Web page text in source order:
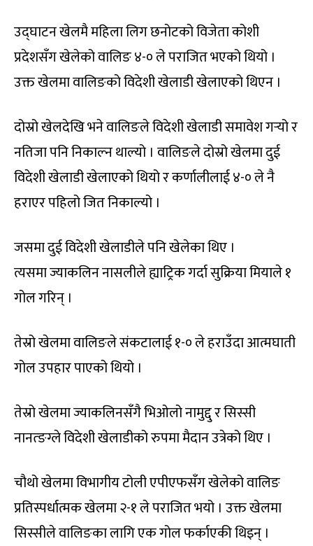
उद्घाटन खेलमै महिला लिग छनोटको विजेता कोशी
प्रदेशसँग खेलेको वालिङ ४-० ले पराजित भएको थियो ।
उक्त खेलमा वालिङको विदेशी खेलाडी खेलाएको थिएन ।
दोस्रो खेलदेखि भने वालिङले विदेशी खेलाडी समावेश गर्‍यो र
नतिजा पनि निकाल्न थाल्यो । वालिङले दोस्रो खेलमा दुई
विदेशी खेलाडी खेलाएको थियो र कर्णालीलाई ४-० ले नै
हराएर पहिलो जित निकाल्यो ।
जसमा दुई विदेशी खेलाडीले पनि खेलेका थिए ।
त्यसमा ज्याकलिन नासलीले ह्याट्रिक गर्दा सुक्रिया मियाले १
गोल गरिन् ।
तेस्रो खेलमा वालिङले संकटालाई १-० ले हराउँदा आत्मघाती
गोल उपहार पाएको थियो ।
तेस्रो खेलमा ज्याकलिनसँगै भिओलो नामुद्दु र सिस्सी
नानत्ङग्ले विदेशी खेलाडीको रुपमा मैदान उत्रेको थिए ।
चौथो खेलमा विभागीय टोली एपीएफसँग खेलेको वालिङ
प्रतिस्पर्धात्मक खेलमा २-१ ले पराजित भयो । उक्त खेलमा
सिस्सीले वालिङका लागि एक गोल फर्काएकी थिइन् ।